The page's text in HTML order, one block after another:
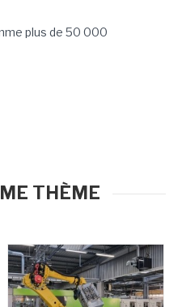
plus de 50 000
THÈME